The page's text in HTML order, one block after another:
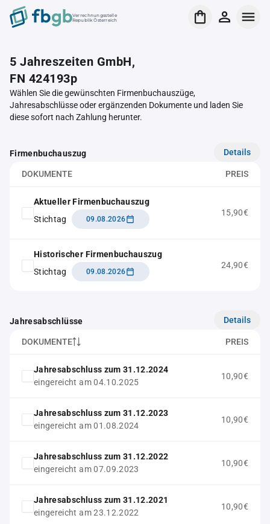
Verrechnungsstelle
Republik Österreich
5 Jahreszeiten GmbH,
FN 424193p
Wählen Sie die gewünschten Firmenbuchauszüge,
Jahresabschlüsse oder ergänzenden Dokumente und laden Sie
diese sofort nach Zahlung herunter.
Firmenbuchauszug Details
DOKUMENTE PREIS
Aktueller Firmenbuchauszug
Stichtag
09.08.2026
15,90€
Historischer Firmenbuchauszug
Stichtag
09.08.2026
24,90€
Jahresabschlüsse Details
DOKUMENTE PREIS
Jahresabschluss zum 31.12.2024
eingereicht am 04.10.2025
10,90€
Jahresabschluss zum 31.12.2023
eingereicht am 01.08.2024
10,90€
Jahresabschluss zum 31.12.2022
eingereicht am 07.09.2023
10,90€
Jahresabschluss zum 31.12.2021
eingereicht am 23.12.2022
10,90€